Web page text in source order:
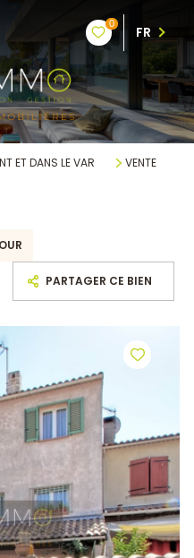
0
FR
ET DANS LE VAR
VENTE
PARTAGER CE BIEN